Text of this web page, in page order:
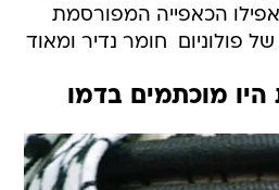
הכאפייה המפורסמת
פולוניום  חומר נדיר ומאוד
מוכתמים בדמו